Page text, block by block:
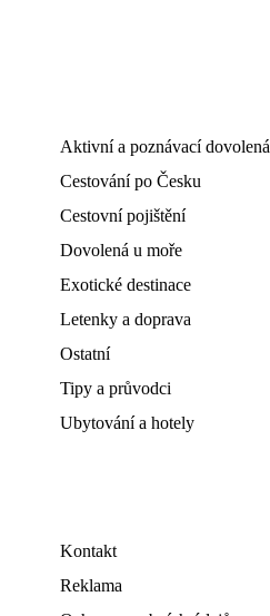
Aktivní a poznávací dovolená
Cestování po Česku
Cestovní pojištění
Dovolená u moře
Exotické destinace
Letenky a doprava
Ostatní
Tipy a průvodci
Ubytování a hotely
Kontakt
Reklama